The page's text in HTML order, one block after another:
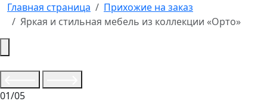
Главная страница
Прихожие на заказ
Яркая и стильная мебель из коллекции «Орто»
01/05